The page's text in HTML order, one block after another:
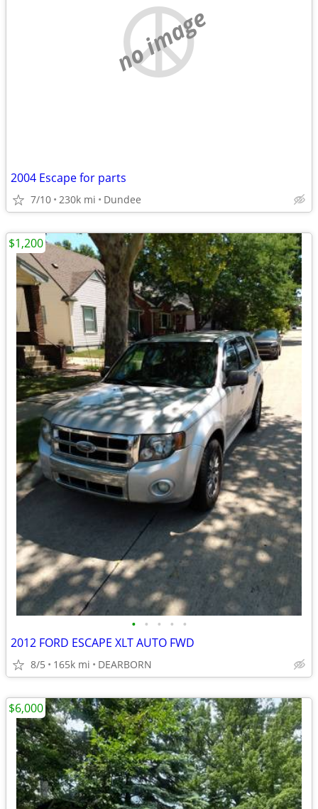
no image
2004 Escape for parts
7/10 230k mi Dundee
• • • • •
2012 FORD ESCAPE XLT AUTO FWD
8/5 165k mi DEARBORN
$1,200
$6,000